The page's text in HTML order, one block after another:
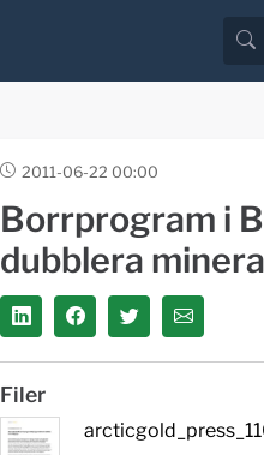
2011-06-22 00:00
Borrprogram i
dubblera
Filer